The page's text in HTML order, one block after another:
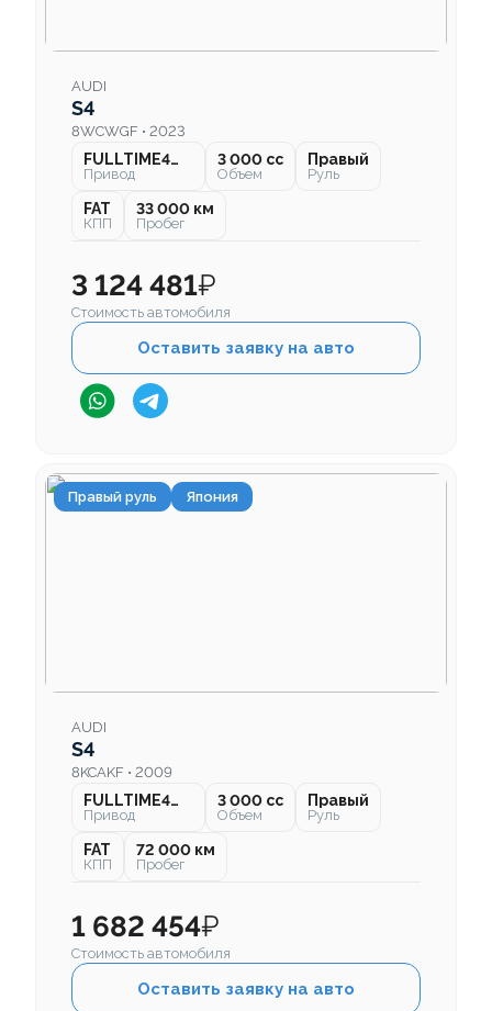
AUDI
S4
8WCWGF • 2023
FULLTIME4WD
Привод
3 000 cc
Объем
Правый
Руль
FAT
КПП
33 000 км
Пробег
3 124 481₽
Стоимость автомобиля
Оставить заявку на авто
Правый руль Япония
AUDI
S4
8KCAKF • 2009
FULLTIME4WD
Привод
3 000 cc
Объем
Правый
Руль
FAT
КПП
72 000 км
Пробег
1 682 454₽
Стоимость автомобиля
Оставить заявку на авто